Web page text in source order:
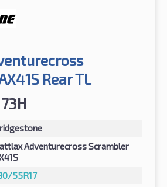
Rear TL
Adventurecross Scrambler
55R17